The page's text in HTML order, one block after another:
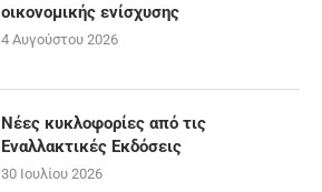
οικονομικής ενίσχυσης
4 Αυγούστου 2026
Νέες κυκλοφορίες από τις
Εναλλακτικές Εκδόσεις
30 Ιουλίου 2026